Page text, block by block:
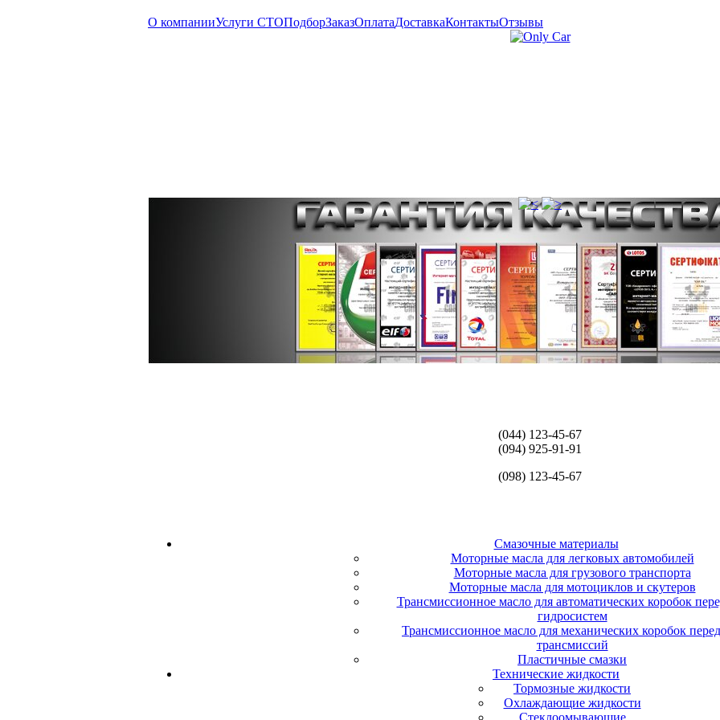
О компанииУслуги СТОПодборЗаказОплатаДоставкаКонтактыОтзывы
Пн.— Пт. 10.00—18.00
(044) 123-45-67
(094) 925-91-91
(098) 123-45-67
Смазочные материалы
Моторные масла для легковых автомобилей
Моторные масла для грузового транспорта
Моторные масла для мотоциклов и скутеров
Трансмиссионное масло для автоматических коробок
гидросистем
Трансмиссионное масло для механических коробок
трансмиссий
Пластичные смазки
Технические жидкости
Тормозные жидкости
Охлаждающие жидкости
Стеклоомывающие